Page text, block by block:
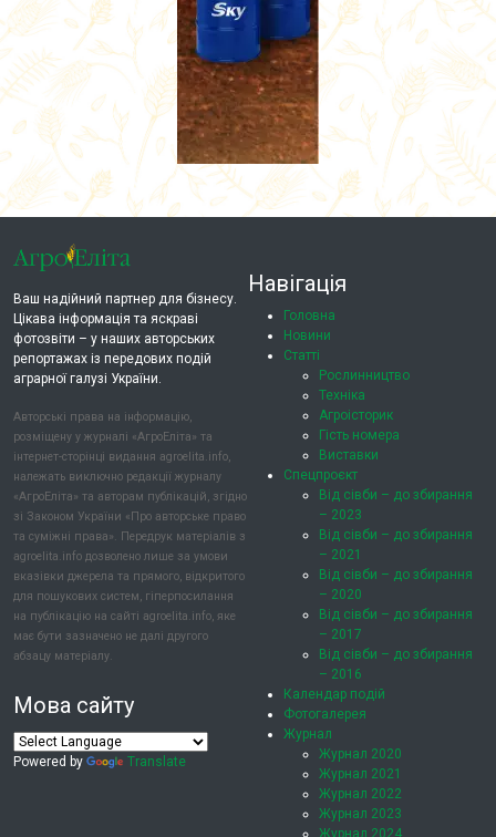
Ваш надійний партнер для бізнесу.
Цікава інформація та яскраві
фотозвіти – у наших авторських
репортажах із передових подій
аграрної галузі України.
Авторські права на інформацію,
розміщену у журналі «АгроЕліта» та
інтернет-сторінці видання agroelita.info,
належать виключно редакції журналу
«АгроЕліта» та авторам публікацій, згідно
зі Законом України «Про авторське право
та суміжні права». Передрук матеріалів з
agroelita.info дозволено лише за умови
вказівки джерела та прямого, відкритого
для пошукових систем, гіперпосилання
на публікацію на сайті agroelita.info, яке
має бути зазначено не далі другого
абзацу матеріалу.
Мова сайту
Powered by Translate
Навігація
Головна
Новини
Статті
Рослинництво
Техніка
Агроісторик
Гість номера
Виставки
Спецпроєкт
Від сівби – до збирання
– 2023
Від сівби – до збирання
– 2021
Від сівби – до збирання
– 2020
Від сівби – до збирання
– 2017
Від сівби – до збирання
– 2016
Календар подій
Фотогалерея
Журнал
Журнал 2020
Журнал 2021
Журнал 2022
Журнал 2023